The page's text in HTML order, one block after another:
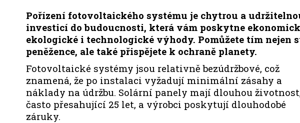
Pořízení fotovoltaického systému je chytrou a
investicí do budoucnosti, která vám poskytne
ekologické i technologické výhody. Pomůžete tím nejen
peněžence, ale také přispějete k ochraně planety.
Fotovoltaické systémy jsou relativně bezúdržbové, což
znamená, že po instalaci vyžadují minimální zásahy a
náklady na údržbu. Solární panely mají dlouhou
často přesahující 25 let, a výrobci poskytují dlouhodobé
záruky.